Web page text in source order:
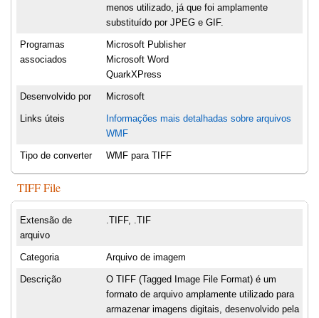
menos utilizado, já que foi amplamente
substituído por JPEG e GIF.
Programas
associados
Microsoft Publisher
Microsoft Word
QuarkXPress
Desenvolvido por Microsoft
Links úteis
Informações mais detalhadas sobre arquivos
WMF
Tipo de converter WMF para TIFF
TIFF File
Extensão de
arquivo
.TIFF, .TIF
Categoria Arquivo de imagem
Descrição
O TIFF (Tagged Image File Format) é um
formato de arquivo amplamente utilizado para
armazenar imagens digitais, desenvolvido pela